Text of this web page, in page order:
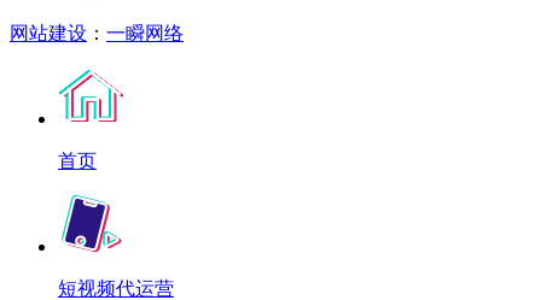
网站建设 ： 一瞬网络
首页
短视频代运营